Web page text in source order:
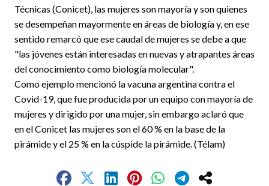
Técnicas (Conicet), las mujeres son mayoría y son quienes
se desempeñan mayormente en áreas de biología y, en ese
sentido remarcó que ese caudal de mujeres se debe a que
"las jóvenes están interesadas en nuevas y atrapantes áreas
del conocimiento como biología molecular".
Como ejemplo mencionó la vacuna argentina contra el
Covid-19, que fue producida por un equipo con mayoría de
mujeres y dirigido por una mujer, sin embargo aclaró que
en el Conicet las mujeres son el 60 % en la base de la
pirámide y el 25 % en la cúspide la pirámide. (Télam)